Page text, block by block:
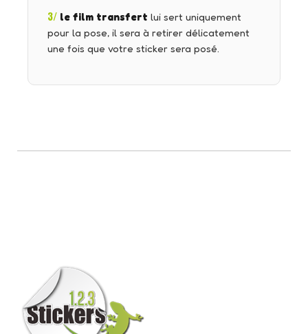
3/ le film transfert lui sert uniquement
pour la pose, il sera à retirer délicatement
une fois que votre sticker sera posé.